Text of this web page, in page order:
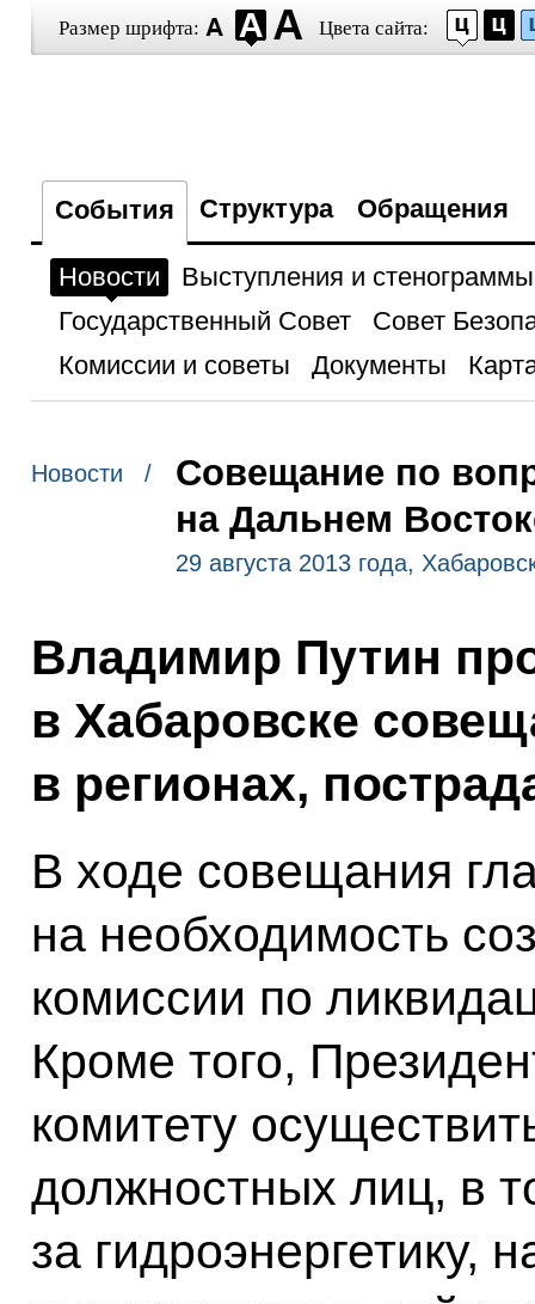
Размер шрифта: Цвета сайта:
События Структура Обращения
Новости
Выступления и стенограммы
Государственный Совет
Совет
Комиссии и советы
Документы
Новости /
Совещание по
на Дальнем
29 августа 2013 года,
Владимир Путин
в Хабаровске
в регионах,
В ходе совещания
на необходимость
комиссии по
Кроме того,
комитету
должностных лиц, в
за гидроэнергетику,